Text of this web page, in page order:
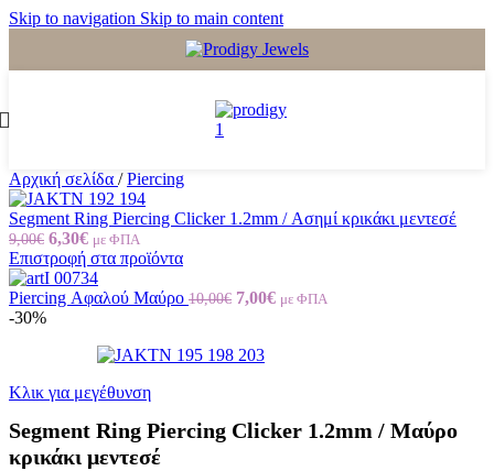
Skip to navigation Skip to main content
Αρχική σελίδα / Piercing
Segment Ring Piercing Clicker 1.2mm / Ασημί κρικάκι μεντεσέ
9,00€ 6,30€ με ΦΠΑ
Επιστροφή στα προϊόντα
Piercing Αφαλού Mαύρο 10,00€ 7,00€ με ΦΠΑ
-30%
Κλικ για μεγέθυνση
Segment Ring Piercing Clicker 1.2mm / Μαύρο
κρικάκι μεντεσέ